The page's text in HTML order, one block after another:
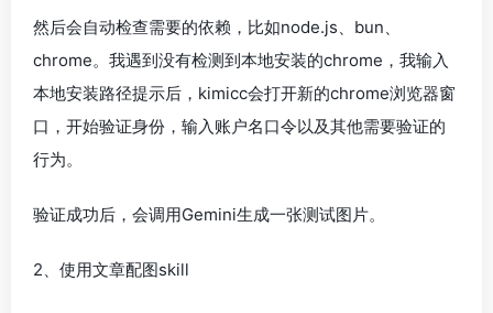
然后会自动检查需要的依赖，比如node.js、bun、
chrome。我遇到没有检测到本地安装的chrome，我输入
本地安装路径提示后，kimicc会打开新的chrome浏览器窗
口，开始验证身份，输入账户名口令以及其他需要验证的
行为。
验证成功后，会调用Gemini生成一张测试图片。
2、使用文章配图skill